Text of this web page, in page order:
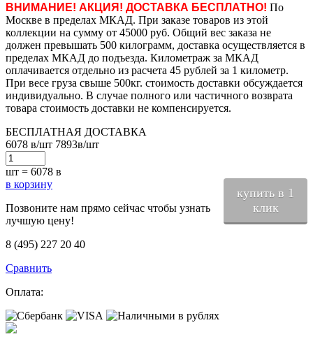
ВНИМАНИЕ! АКЦИЯ! ДОСТАВКА БЕСПЛАТНО! По
Москве в пределах МКАД. При заказе товаров из этой
коллекции на сумму от 45000 руб. Общий вес заказа не
должен превышать 500 килограмм, доставка осуществляется в
пределах МКАД до подъезда. Километраж за МКАД
оплачивается отдельно из расчета 45 рублей за 1 километр.
При весе груза свыше 500кг. стоимость доставки обсуждается
индивидуально. В случае полного или частичного возврата
товара стоимость доставки не компенсируется.
БЕСПЛАТНАЯ ДОСТАВКА
6078 в/шт 7893в/шт
шт = 6078 в
купить в 1
клик
в корзину
Позвоните нам прямо сейчас чтобы узнать
лучшую цену!
8 (495) 227 20 40
Сравнить
Оплата: